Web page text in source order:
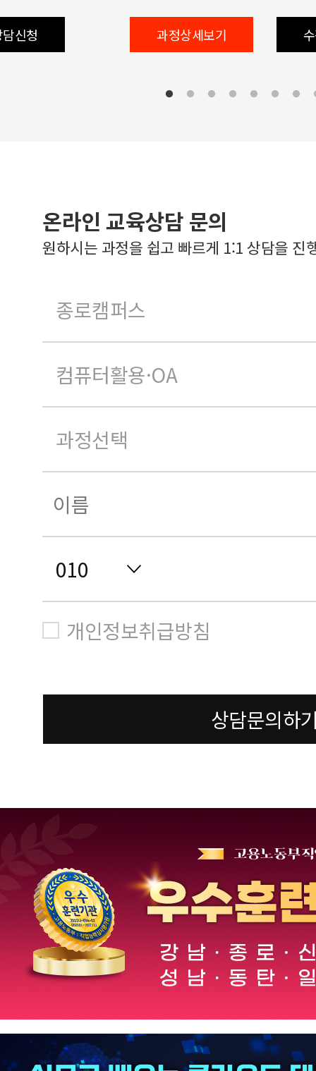
신청 과정상세보기
온라인 교육상담 문의
원하시는 과정을 쉽고 빠르게 1:1 상담을 진
개인정보취급방침
상담문의하